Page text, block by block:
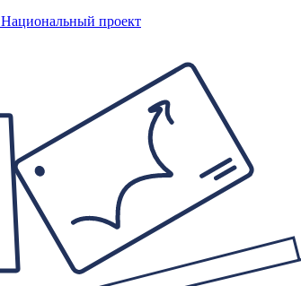
Национальный проект